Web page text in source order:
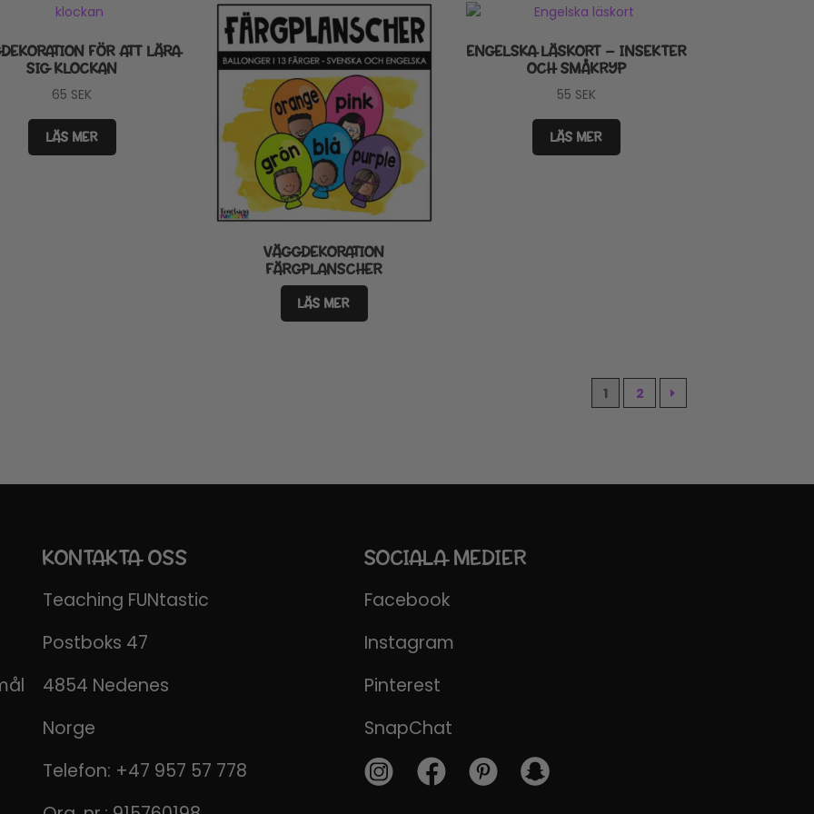
FÖR ATT LÄRA
SIG KLOCKAN
65 SEK
LÄS MER
VÄGGDEKORATION
FÄRGPLANSCHER
LÄS MER
ENGELSKA LÄSKORT – INSEKTER
OCH SMÅKRYP
55 SEK
LÄS MER
1 2
KONTAKTA OSS
Teaching FUNtastic
Postboks 47
4854 Nedenes
Norge
Telefon: +47 957 57 778
SOCIALA MEDIER
Facebook
Instagram
Pinterest
SnapChat